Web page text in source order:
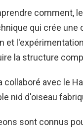
comment,
qui crée une
et
la structure
collaboré avec le
nid d'oiseau
sont connus